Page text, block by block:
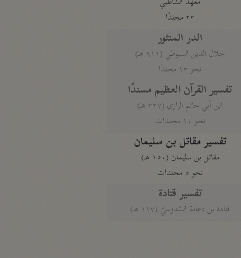
٢٣ مجلدًا
الدر المنثور
جلال الدين السيوطي (٩١١ هـ)
نحو ١٣ مجلدًا
تفسير القرآن العظيم مسندًا
ابن أبي حاتم الرازي (٣٢٧ هـ)
نحو ١٠ مجلدات
تفسير مقاتل بن سليمان
مقاتل بن سليمان (١٥٠ هـ)
نحو ٥ مجلدات
تفسير قتادة
قتادة بن دعامة السّدوسيّ (١١٧ هـ)